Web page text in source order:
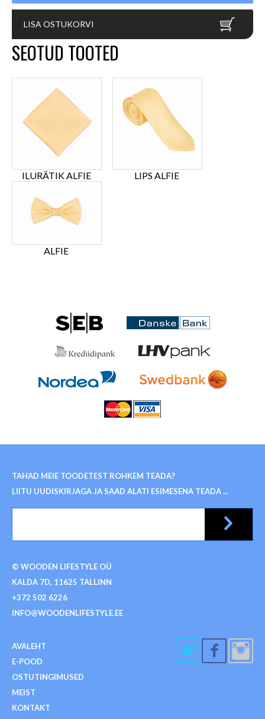
LISA OSTUKORVI
SEOTUD TOOTED
ILURÄTIK ALFIE LIPS ALFIE
ALFIE
TAHAD MEIE TOODETEST ROHKEM TEADA?
LIITU UUDISKIRJAGA JA SAAD ALATI ESIMESENA TEADA ...
© WOODEN LIFESTYLE OÜ
KALDA 7D, 11625 TALLINN
+372 502 6226
INFO@WOODENLIFESTYLE.EE
AVALEHT
E-POOD
OSTUTINGIMUSED
MEIST
KONTAKT